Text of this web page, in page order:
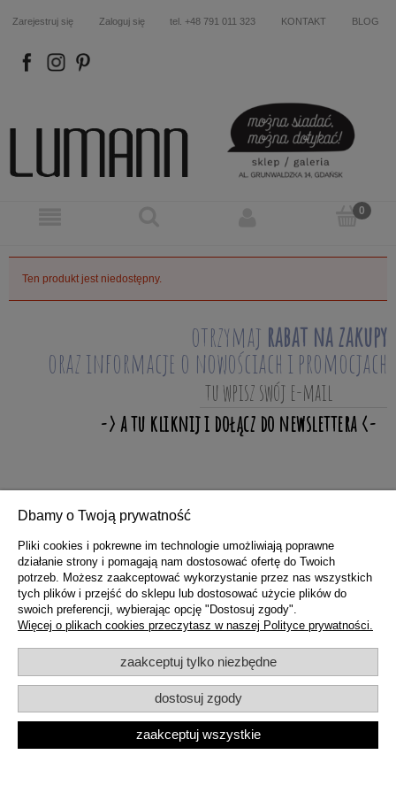
Zarejestruj się Zaloguj się tel. +48 791 011 323 KONTAKT BLOG
FB IN P
Ten produkt jest niedostępny.
otrzymaj rabat na zakupy
oraz informacje o nowościach i promocjach
POMOC
MOJE KONTO
INFORMACJE
pokaż pełną wersję strony
Dbamy o Twoją prywatność
Pliki cookies i pokrewne im technologie umożliwiają poprawne
działanie strony i pomagają nam dostosować ofertę do Twoich
potrzeb. Możesz zaakceptować wykorzystanie przez nas wszystkich
tych plików i przejść do sklepu lub dostosować użycie plików do
swoich preferencji, wybierając opcję "Dostosuj zgody".
Więcej o plikach cookies przeczytasz w naszej Polityce prywatności.
zaakceptuj tylko niezbędne
dostosuj zgody
zaakceptuj wszystkie